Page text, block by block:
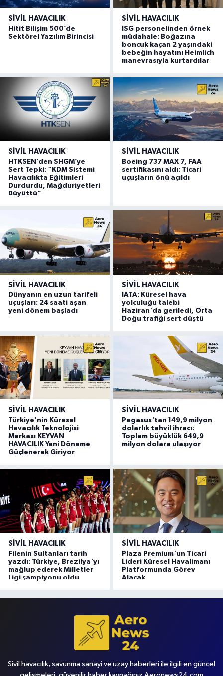
SIVIL HAVACILIK
Hitit Bilişim 500’de
Sektörel Yazılım Birincisi
SIVIL HAVACILIK
ISG personelinden örnek
müdahale: Boğazına
boncuk kaçan 2 yaşındaki
bebeğin hayatını Heimlich
manevrasıyla kurtardılar
SIVIL HAVACILIK
HTKSEN’den SHGM’ye
Sert Tepki: “KDM Sistemi
Havacılıkta Eğitimleri
Durdurdu, Mağduriyetleri
Büyüttü”
SIVIL HAVACILIK
Boeing 737 MAX 7, FAA
sertifikasını aldı: Ticari
uçuşların önü açıldı
SIVIL HAVACILIK
Dünyanın en uzun tarifeli
uçuşları: 24 saati aşan
yeni dönem başladı
SIVIL HAVACILIK
IATA: Küresel hava
yolculuğu talebi
Haziran'da geriledi, Orta
Doğu trafiği sert düştü
SIVIL HAVACILIK
Türkiye'nin Küresel
Havacılık Teknolojisi
Markası KEYVAN
HAVACILIK Yeni Döneme
Güçlenerek Giriyor
SIVIL HAVACILIK
Pegasus'tan 149,9 milyon
dolarlık tahvil ihracı:
Toplam büyüklük 649,9
milyon dolara ulaşıyor
SIVIL HAVACILIK
Filenin Sultanları tarih
yazdı: Türkiye, Brezilya'yı
mağlup ederek Milletler
Ligi şampiyonu oldu
SIVIL HAVACILIK
Plaza Premium'un Ticari
Lideri Küresel Havalimanı
Platformunda Görev
Alacak
Sivil havacılık, savunma sanayi ve uzay haberleri ile ilgili en güncel